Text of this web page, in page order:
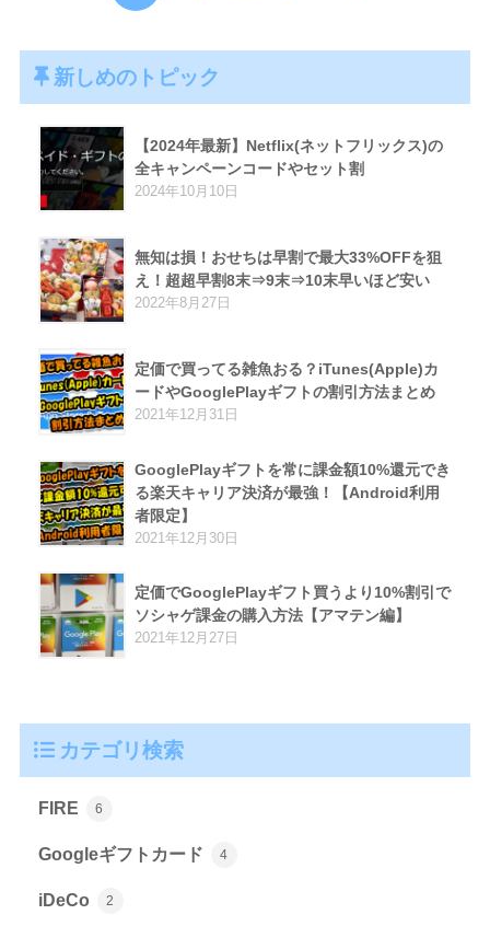
新しめのトピック
【2024年最新】Netflix(ネットフリックス)の
全キャンペーンコードやセット割
2024年10月10日
無知は損！おせちは早割で最大33%OFFを狙
え！超超早割8末⇒9末⇒10末早いほど安い
2022年8月27日
定価で買ってる雑魚おる？iTunes(Apple)カ
ードやGooglePlayギフトの割引方法まとめ
2021年12月31日
GooglePlayギフトを常に課金額10%還元でき
る楽天キャリア決済が最強！【Android利用
者限定】
2021年12月30日
定価でGooglePlayギフト買うより10%割引で
ソシャゲ課金の購入方法【アマテン編】
2021年12月27日
カテゴリ検索
FIRE 6
Googleギフトカード 4
iDeCo 2